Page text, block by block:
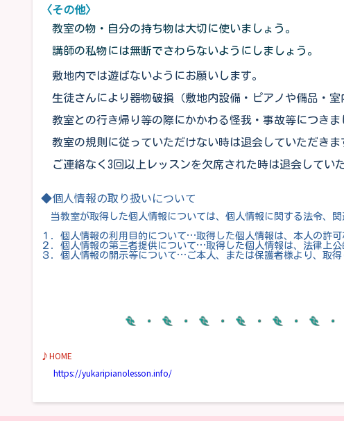
〈その他〉
教室の物・自分の持ち物は大切に使いましょう。
講師の私物には無断でさわらないようにしましょう。
敷地内では遊ばないようにお願いします。
生徒さんにより器物破損（敷地内設備・ピアノや備品・室
教室との行き帰り等の際にかかわる怪我・事故等につきま
教室の規則に従っていただけない時は退会していただきま
ご連絡なく3回以上レッスンを欠席された時は退会していた
◆個人情報の取り扱いについて
当教室が取得した個人情報については、個人情報に関する法令、
１．個人情報の利用目的について…取得した個人情報は、本人の許
２．個人情報の第三者提供について…取得した個人情報は、法律上
３．個人情報の開示等について…ご本人、または保護者様より、取
♪HOME
https://yukaripianolesson.info/